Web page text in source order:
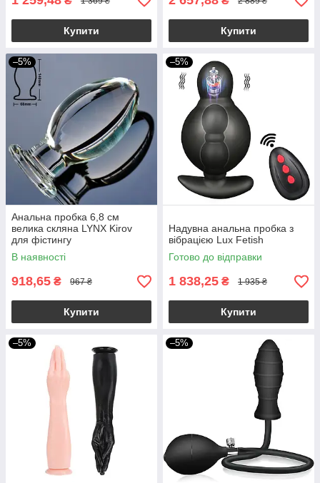
Купити Купити
–5%
Анальна пробка 6,8 см
велика скляна LYNX Kirov
для фістингу
В наявності
918,65 ₴ 967 ₴
Купити
–5%
Надувна анальна пробка з
вібрацією Lux Fetish
Готово до відправки
1 838,25 ₴ 1 935 ₴
Купити
–5% –5%